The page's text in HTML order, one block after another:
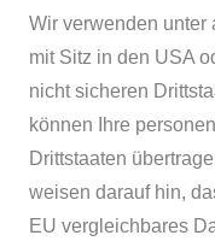
Wir verwenden unter
mit Sitz in den USA
nicht sicheren
können Ihre
Drittstaaten
weisen darauf hin,
EU vergleichbares